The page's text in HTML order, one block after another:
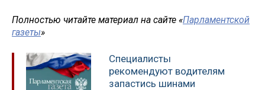
Полностью читайте материал на сайте «Парламентской
газеты»
Специалисты
рекомендуют водителям
запастись шинами